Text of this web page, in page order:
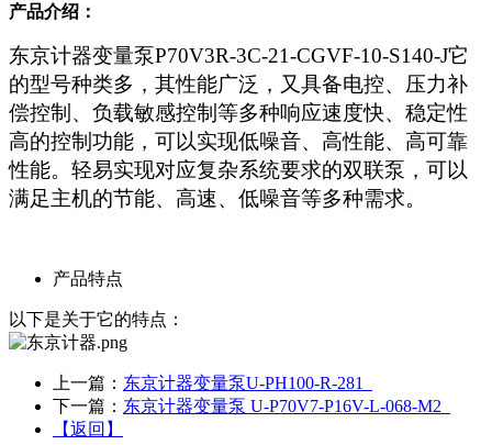
产品介绍：
东京计器变量泵P70V3R-3C-21-CGVF-10-S140-J它
的型号种类多，其性能广泛，又具备电控、压力补
偿控制、负载敏感控制等多种响应速度快、稳定性
高的控制功能，可以实现低噪音、高性能、高可靠
性能。轻易实现对应复杂系统要求的双联泵，可以
满足主机的节能、高速、低噪音等多种需求。
产品特点
以下是关于它的特点：
上一篇： 东京计器变量泵U-PH100-R-281
下一篇： 东京计器变量泵 U-P70V7-P16V-L-068-M2
【返回】